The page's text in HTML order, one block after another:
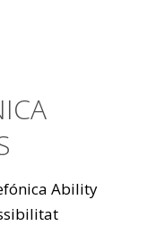
Ability